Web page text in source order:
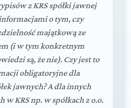
z KRS spółki jawnej
o tym, czy
majątkową ze
(i w tym konkretnym
są, że nie). Czy jest to
obligatoryjne dla
jawnych? A dla innych
w KRS np. w spółkach z o.o.